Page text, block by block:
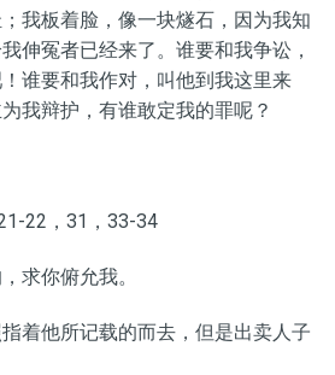
我板着脸，像一块燧石，因为我知
伸冤者已经来了。谁要和我争讼，
谁要和我作对，叫他到我这里来
我辩护，有谁敢定我的罪呢？
22，31，33-34
求你俯允我。
着他所记载的而去，但是出卖人子